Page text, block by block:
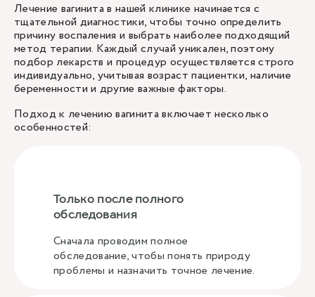
Лечение вагинита в нашей клинике начинается с
тщательной диагностики, чтобы точно определить
причину воспаления и выбрать наиболее подходящий
метод терапии. Каждый случай уникален, поэтому
подбор лекарств и процедур осуществляется строго
индивидуально, учитывая возраст пациентки, наличие
беременности и другие важные факторы.
Подход к лечению вагинита включает несколько
особенностей:
Только после полного
обследования
Сначала проводим полное
обследование, чтобы понять природу
проблемы и назначить точное лечение.